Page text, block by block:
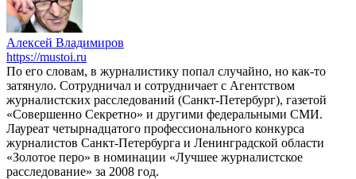
Алексей Владимиров
https://mustoi.ru
По его словам, в журналистику попал случайно, но как-то
затянуло. Сотрудничал и сотрудничает с Агентством
журналистских расследований (Санкт-Петербург), газетой
«Совершенно Секретно» и другими федеральными СМИ.
Лауреат четырнадцатого профессионального конкурса
журналистов Санкт-Петербурга и Ленинградской области
«Золотое перо» в номинации «Лучшее журналистское
расследование» за 2008 год.